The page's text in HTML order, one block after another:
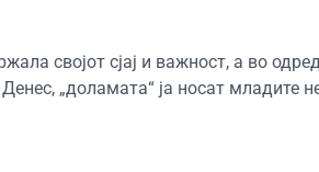
својот сјај и важност, а во
„доламата“ ја носат младите